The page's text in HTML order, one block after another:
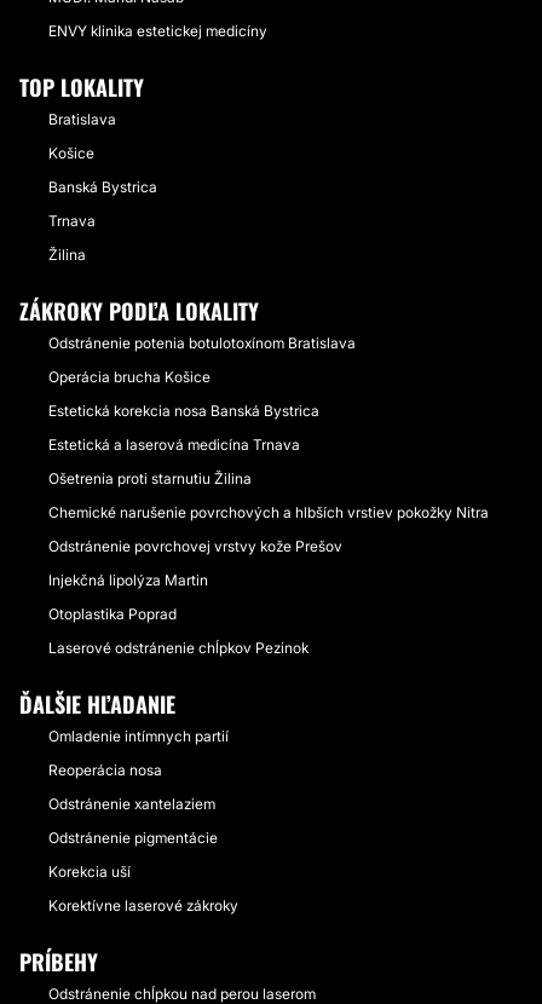
ENVY klinika estetickej medicíny
TOP LOKALITY
Bratislava
Košice
Banská Bystrica
Trnava
Žilina
ZÁKROKY PODĽA LOKALITY
Odstránenie potenia botulotoxínom Bratislava
Operácia brucha Košice
Estetická korekcia nosa Banská Bystrica
Estetická a laserová medicína Trnava
Ošetrenia proti starnutiu Žilina
Chemické narušenie povrchových a hlbších vrstiev pokožky Nitra
Odstránenie povrchovej vrstvy kože Prešov
Injekčná lipolýza Martin
Otoplastika Poprad
Laserové odstránenie chĺpkov Pezinok
ĎALŠIE HĽADANIE
Omladenie intímnych partií
Reoperácia nosa
Odstránenie xantelaziem
Odstránenie pigmentácie
Korekcia uší
Korektívne laserové zákroky
PRÍBEHY
Odstránenie chĺpkou nad perou laserom